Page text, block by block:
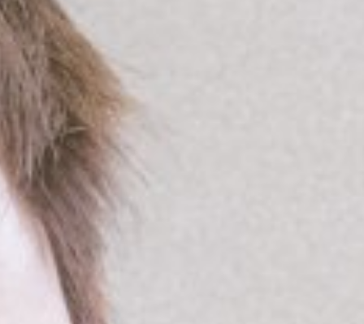
Pour les entreprises
Le cégep
Notre collège
Services à la population
Stages et emplois pour étudiants
Communications